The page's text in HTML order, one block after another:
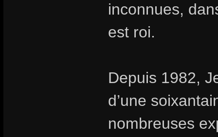
inconnues,
est roi.
Depuis 1982,
d’une
nombreuses